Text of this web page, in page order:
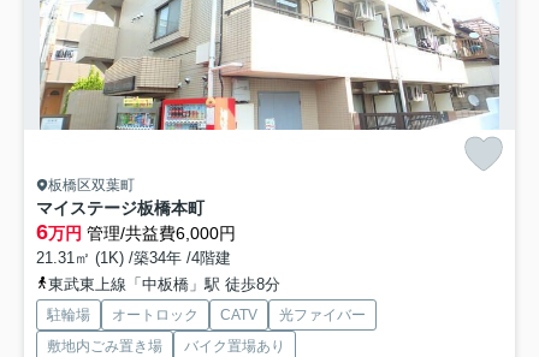
板橋区双葉町
マイステージ板橋本町
6万円 管理/共益費6,000円
21.31㎡ (1K) /築34年 /4階建
東武東上線「中板橋」駅 徒歩8分
駐輪場 オートロック CATV
光ファイバー
敷地内ごみ置き場
バイク置場あり